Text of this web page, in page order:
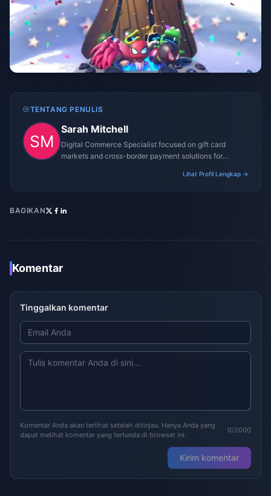
TENTANG PENULIS
Sarah Mitchell
Digital Commerce Specialist focused on gift card
markets and cross-border payment solutions for
Lihat Profil Lengkap →
BAGIKAN
Komentar
Tinggalkan komentar
Komentar Anda akan terlihat setelah ditinjau. Hanya Anda yang
dapat melihat komentar yang tertunda di browser ini.
0/2000
Kirim komentar